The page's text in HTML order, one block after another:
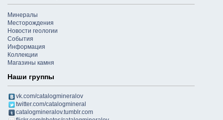
Минералы
Месторождения
Новости геологии
События
Информация
Коллекции
Магазины камня
Наши группы
vk.com/catalogmineralov
twitter.com/catalogmineral
catalogmineralov.tumblr.com